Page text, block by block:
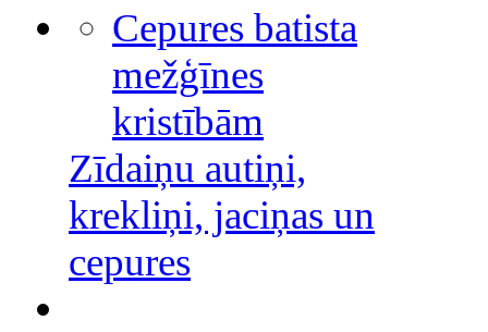
Cepures batista
mežģīnes
kristībām
Zīdaiņu autiņi,
krekliņi, jaciņas un
cepures